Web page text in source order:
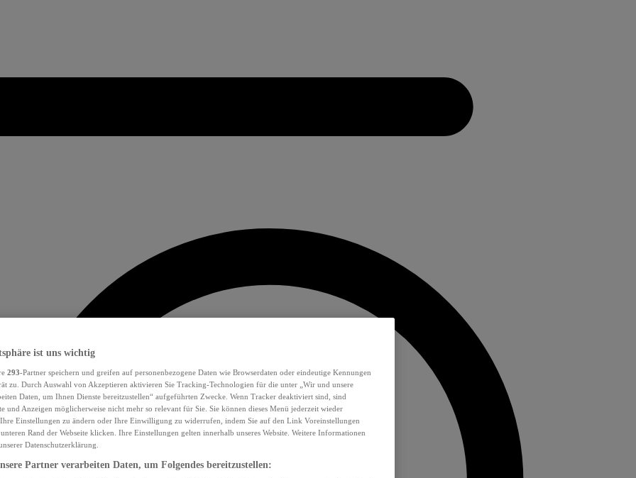
ist uns wichtig
293-Partner speichern und greifen auf personenbezogene Daten wie Browserdaten oder eindeutige Kennungen
zu. Durch Auswahl von Akzeptieren aktivieren Sie Tracking-Technologien für die unter „Wir und unsere
Daten, um Ihnen Dienste bereitzustellen“ aufgeführten Zwecke. Wenn Tracker deaktiviert sind, sind
und Anzeigen möglicherweise nicht mehr so relevant für Sie. Sie können dieses Menü jederzeit wieder
Einstellungen zu ändern oder Ihre Einwilligung zu widerrufen, indem Sie auf den Link Voreinstellungen
Rand der Webseite klicken. Ihre Einstellungen gelten innerhalb unseres Website. Weitere Informationen
Datenschutzerklärung.
Partner verarbeiten Daten, um Folgendes bereitzustellen: